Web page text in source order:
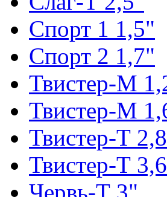
Спорт 1 1,5"
Спорт 2 1,7"
Твистер-М
Твистер-М
Твистер-Т
Твистер-Т